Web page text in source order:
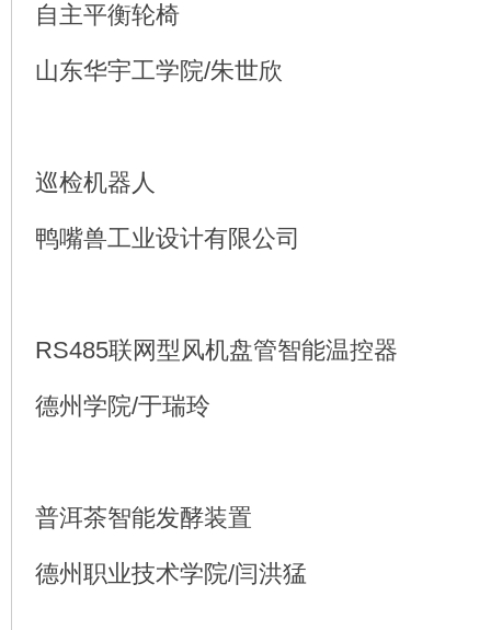
自主平衡轮椅
山东华宇工学院/朱世欣
巡检机器人
鸭嘴兽工业设计有限公司
RS485联网型风机盘管智能温控器
德州学院/于瑞玲
普洱茶智能发酵装置
德州职业技术学院/闫洪猛